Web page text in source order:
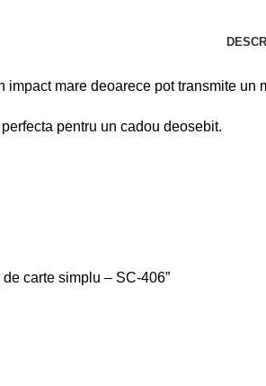
mare deoarece pot transmite
pentru un cadou deosebit.
carte simplu – SC-406”